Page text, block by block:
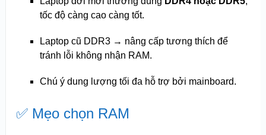
tốc độ càng cao càng tốt.
Laptop cũ DDR3 → nâng cấp tương thích để
tránh lỗi không nhận RAM.
Chú ý dung lượng tối đa hỗ trợ bởi mainboard.
✅ Mẹo chọn RAM